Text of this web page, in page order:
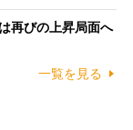
再びの上昇局面へ
一覧を見る